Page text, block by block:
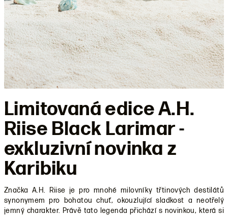
Limitovaná edice A.H.
Riise Black Larimar -
exkluzivní novinka z
Karibiku
Značka A.H. Riise je pro mnohé milovníky třtinových destilátů
synonymem pro bohatou chuť, okouzlující sladkost a neotřelý
jemný charakter. Právě tato legenda přichází s novinkou, která si